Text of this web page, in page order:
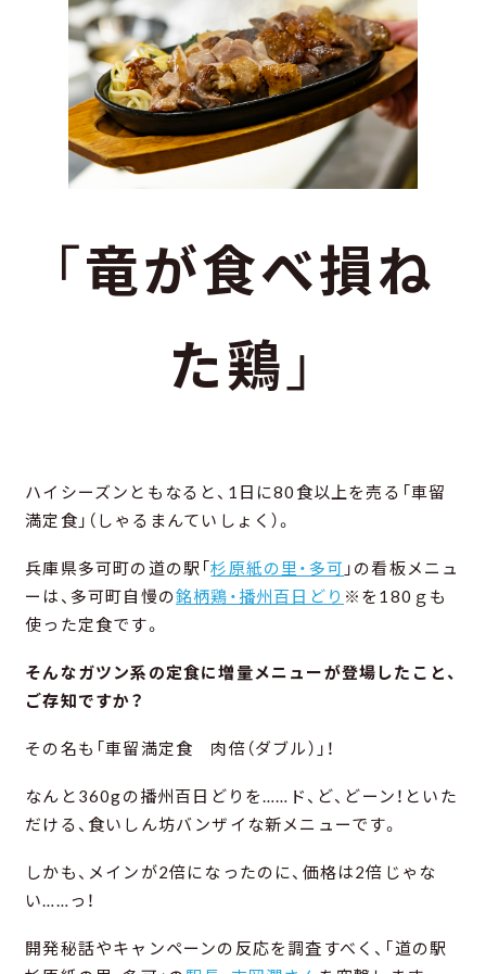
「竜が食べ損ね
た鶏 」
ハイシーズンともなると、1日に80食以上を売る「車留
満定食」（しゃるまんていしょく）。
兵庫県多可町の道の駅「杉原紙の里・多可 」の看板メニュ
ーは、多可町自慢の銘柄鶏・播州百日どり ※を180ｇも
使った定食です。
そんなガツン系の定食に増量メニューが登場したこと、
ご存知ですか？
その名も「車留満定食 肉倍（ダブル）」！
なんと360gの播州百日どりを……ド、ど、どーン！といた
だける、食いしん坊バンザイな新メニューです。
しかも、メインが2倍になったのに、価格は2倍じゃな
い……っ！
開発秘話やキャンペーンの反応を調査すべく、「道の駅